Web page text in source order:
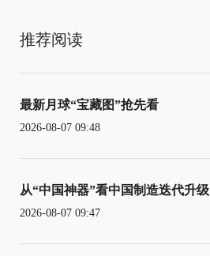
推荐阅读
最新月球“宝藏图”抢先看
2026-08-07 09:48
从“中国神器”看中国制造迭代升级
2026-08-07 09:47